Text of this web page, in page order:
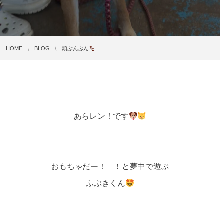
HOME BLOG 頭ぶんぶん
あらレン！です
おもちゃだー！！！と夢中で遊ぶ
ふぶきくん